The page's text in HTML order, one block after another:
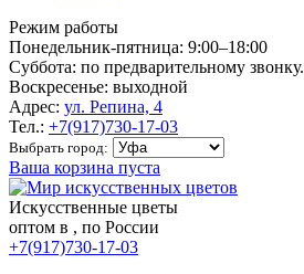
Режим работы
Понедельник-пятница: 9:00–18:00
Суббота: по предварительному звонку.
Воскресенье: выходной
Адрес: ул. Репина, 4
Тел.: +7(917)730-17-03
Выбрать город:
Ваша корзина пуста
Искусственные цветы
оптом в , по России
+7(917)730-17-03